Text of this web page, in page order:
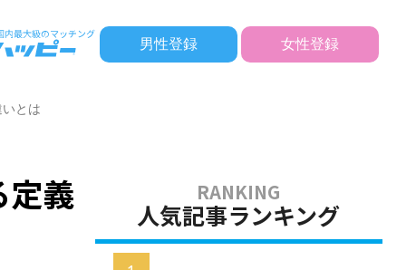
男性登録 女性登録
とは
定義
人気記事ランキング